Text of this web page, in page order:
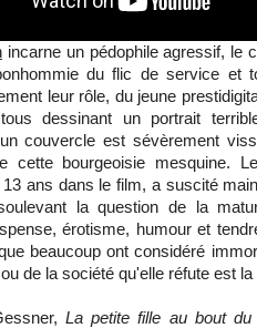
incarne un pédophile agressif, le
du flic de service et
leur rôle, du jeune
tous dessinant un portrait
couvercle est sévèrement
cette bourgeoisie mesquine.
13 ans dans le film, a suscité
la question de la
érotisme, humour et
beaucoup ont considéré
de la société qu'elle réfute est
La petite fille au bout du